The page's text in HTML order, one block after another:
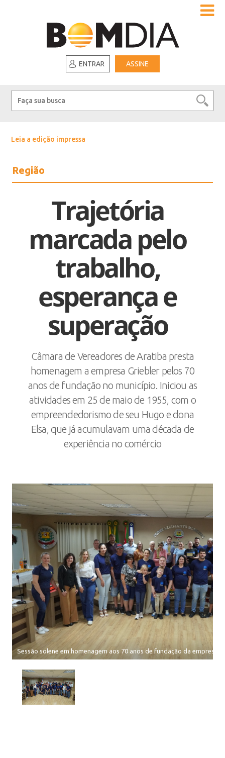
ENTRAR ASSINE
Leia a edição impressa
Região
Trajetória
marcada pelo
trabalho,
esperança e
superação
Câmara de Vereadores de Aratiba presta
homenagem a empresa Griebler pelos 70
anos de fundação no município. Iniciou as
atividades em 25 de maio de 1955, com o
empreendedorismo de seu Hugo e dona
Elsa, que já acumulavam uma década de
experiência no comércio
Sessão solene em homenagem aos 70 anos de fundação da empresa